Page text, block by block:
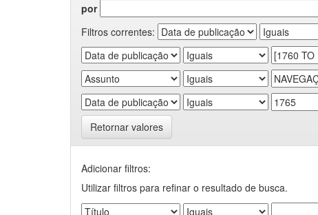
por
Filtros correntes:
Retornar valores
Adicionar filtros:
Utilizar filtros para refinar o resultado de busca.